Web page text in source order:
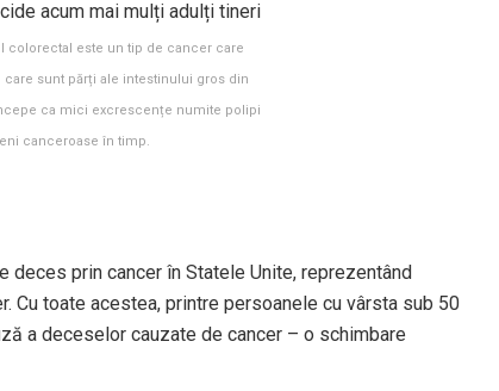
colorectal este un tip de cancer care
sunt părți ale intestinului gros din
ca mici excrescențe numite polipi
canceroase în timp.
deces prin cancer în Statele Unite, reprezentând
Cu toate acestea, printre persoanele cu vârsta sub 50
a deceselor cauzate de cancer – o schimbare